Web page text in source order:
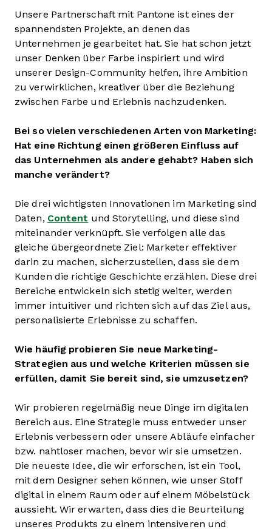
Unsere Partnerschaft mit Pantone ist eines der
spannendsten Projekte, an denen das
Unternehmen je gearbeitet hat. Sie hat schon jetzt
unser Denken über Farbe inspiriert und wird
unserer Design-Community helfen, ihre Ambition
zu verwirklichen, kreativer über die Beziehung
zwischen Farbe und Erlebnis nachzudenken.
Bei so vielen verschiedenen Arten von Marketing:
Hat eine Richtung einen größeren Einfluss auf
das Unternehmen als andere gehabt? Haben sich
manche verändert?
Die drei wichtigsten Innovationen im Marketing sind
Daten, Content und Storytelling, und diese sind
miteinander verknüpft. Sie verfolgen alle das
gleiche übergeordnete Ziel: Marketer effektiver
darin zu machen, sicherzustellen, dass sie dem
Kunden die richtige Geschichte erzählen. Diese drei
Bereiche entwickeln sich stetig weiter, werden
immer intuitiver und richten sich auf das Ziel aus,
personalisierte Erlebnisse zu schaffen.
Wie häufig probieren Sie neue Marketing-
Strategien aus und welche Kriterien müssen sie
erfüllen, damit Sie bereit sind, sie umzusetzen?
Wir probieren regelmäßig neue Dinge im digitalen
Bereich aus. Eine Strategie muss entweder unser
Erlebnis verbessern oder unsere Abläufe einfacher
bzw. nahtloser machen, bevor wir sie umsetzen.
Die neueste Idee, die wir erforschen, ist ein Tool,
mit dem Designer sehen können, wie unser Stoff
digital in einem Raum oder auf einem Möbelstück
aussieht. Wir erwarten, dass dies die Beurteilung
unseres Produkts zu einem intensiveren und